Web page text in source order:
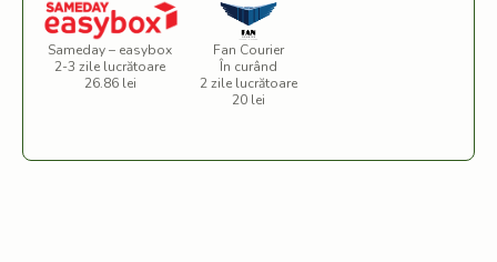
Sameday – easybox
2-3 zile lucrătoare
26.86 lei
Fan Courier
În curând
2 zile lucrătoare
20 lei